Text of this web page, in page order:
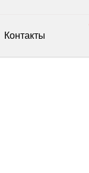
Контакты